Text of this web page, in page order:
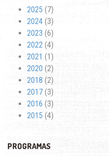
2025 (7)
2024 (3)
2023 (6)
2022 (4)
2021 (1)
2020 (2)
2018 (2)
2017 (3)
2016 (3)
2015 (4)
PROGRAMAS